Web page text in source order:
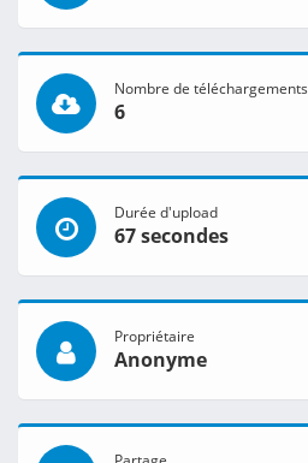
Nombre de téléchargements
6
Durée d'upload
67 secondes
Propriétaire
Anonyme